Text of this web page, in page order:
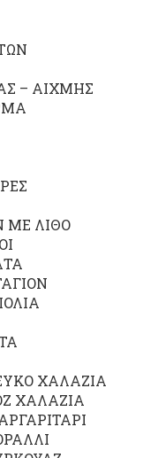
– ΑΙΧΜΗΣ
ΜΕ ΛΙΘΟ
ΧΑΛΑΖΙΑ
ΧΑΛΑΖΙΑ